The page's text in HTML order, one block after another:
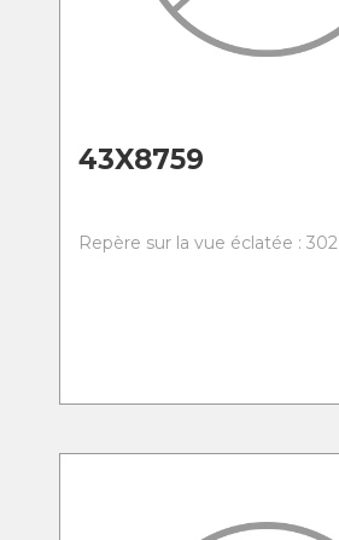
43X8759
Repère sur la vue éclatée : 302